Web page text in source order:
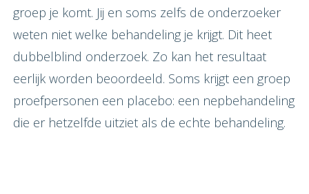
groep je komt. Jij en soms zelfs de onderzoeker
weten niet welke behandeling je krijgt. Dit heet
dubbelblind onderzoek. Zo kan het resultaat
eerlijk worden beoordeeld. Soms krijgt een groep
proefpersonen een placebo: een nepbehandeling
die er hetzelfde uitziet als de echte behandeling.